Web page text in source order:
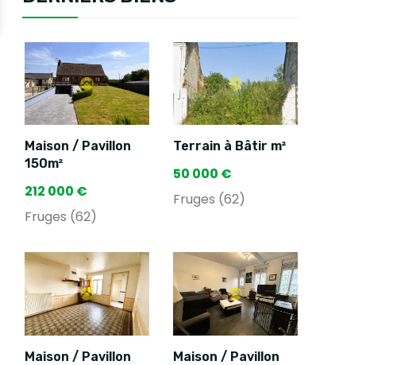
Maison / Pavillon
150m²
212 000 €
Fruges (62)
Terrain à Bâtir m²
50 000 €
Fruges (62)
Maison / Pavillon
Maison / Pavillon